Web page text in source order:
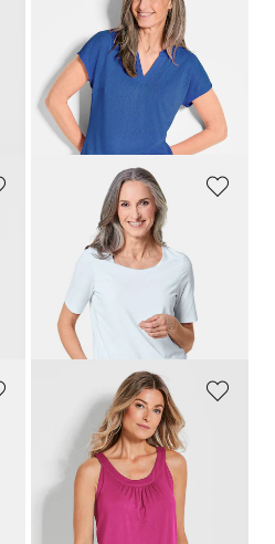
Shirt van luchtige viscose-jersey
39,95 €59,95 €
44,95 €
54,95 €
Laagste prijs van de afgelopen 30
dagen**: 54,95 €
(-18%)
GOLDNER
Twee topjes
39,95 €49,95 €
Laagste prijs van de afgelopen 30
dagen**: 49,95 €